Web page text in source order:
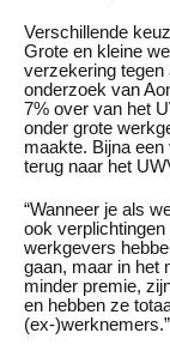
Verschillende
Grote en kleine
verzekering tegen
onderzoek van
7% over van het
onder grote
maakte. Bijna
terug naar het
“Wanneer je als
ook verplichtingen
werkgevers
gaan, maar in het
minder premie,
en hebben ze
(ex-)werknemers.”